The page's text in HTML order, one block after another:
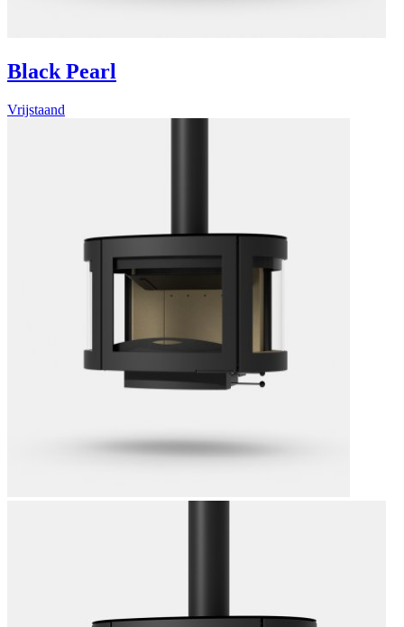
Black Pearl
Vrijstaand